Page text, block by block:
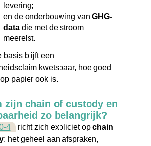
levering;
en de onderbouwing van GHG-
datadie met de stroom
meereist.
basis blijft een
kwetsbaar, hoe goed
papier ook is.
zijn chain of custody en
zo belangrijk?
4 richt zich expliciet op chain
: het geheel aan afspraken,